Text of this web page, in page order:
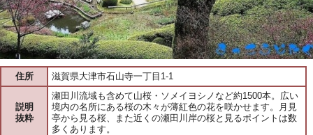
住所 滋賀県大津市石山寺一丁目1-1
説明
抜粋
瀬田川流域も含めて山桜・ソメイヨシノなど約1500本。広い
境内の名所にある桜の木々が薄紅色の花を咲かせます。月見
亭から見る桜、また近くの瀬田川岸の桜と見るポイントは数
多くあります。